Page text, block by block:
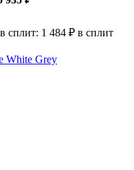
сплит: 1 484 ₽ в сплит
White Grey